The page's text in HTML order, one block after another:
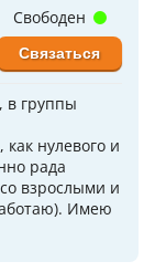
в группы
нулевого и
рада
взрослыми и
Имею
Свободен
Связаться